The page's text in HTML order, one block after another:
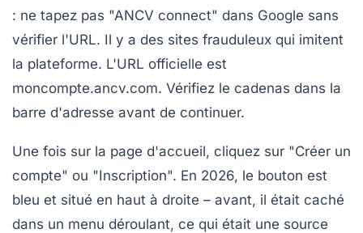
: ne tapez pas "ANCV connect" dans Google sans
vérifier l'URL. Il y a des sites frauduleux qui imitent
la plateforme. L'URL officielle est
moncompte.ancv.com. Vérifiez le cadenas dans la
barre d'adresse avant de continuer.
Une fois sur la page d'accueil, cliquez sur "Créer un
compte" ou "Inscription". En 2026, le bouton est
bleu et situé en haut à droite – avant, il était caché
dans un menu déroulant, ce qui était une source